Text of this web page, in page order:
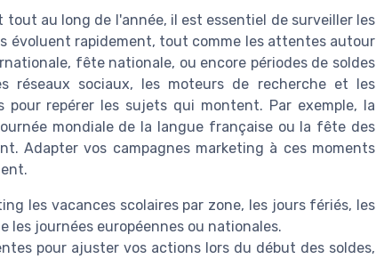
au long de l'année, il est essentiel de surveiller les
évoluent rapidement, tout comme les attentes autour
fête nationale, ou encore périodes de soldes
réseaux sociaux, les moteurs de recherche et les
repérer les sujets qui montent. Par exemple, la
mondiale de la langue française ou la fête des
Adapter vos campagnes marketing à ces moments
les vacances scolaires par zone, les jours fériés, les
les journées européennes ou nationales.
pour ajuster vos actions lors du début des soldes,